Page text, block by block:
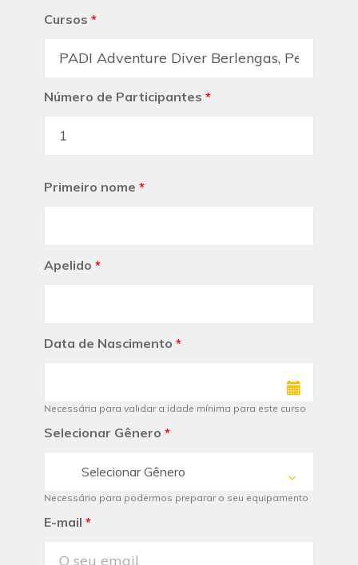
Cursos *
Número de Participantes *
Primeiro nome *
Apelido *
Data de Nascimento *
Necessária para validar a idade mínima para este curso
Selecionar Gênero *
Selecionar Gênero
Necessário para podermos preparar o seu equipamento
E-mail *